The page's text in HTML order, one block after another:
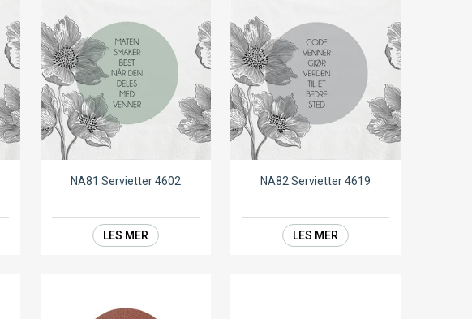
NA81 Servietter 4602
LES MER
NA82 Servietter 4619
LES MER